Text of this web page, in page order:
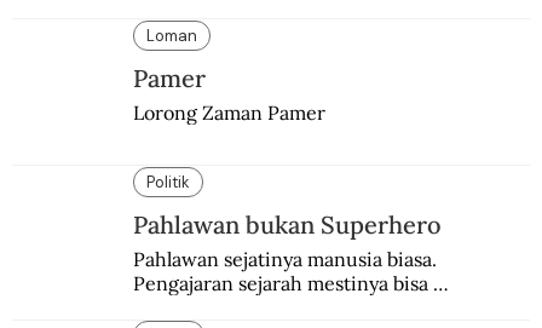
kampung lebih awal.
Loman
Pamer
Lorong Zaman Pamer
Politik
Pahlawan bukan Superhero
Pahlawan sejatinya manusia biasa.
Pengajaran sejarah mestinya bisa